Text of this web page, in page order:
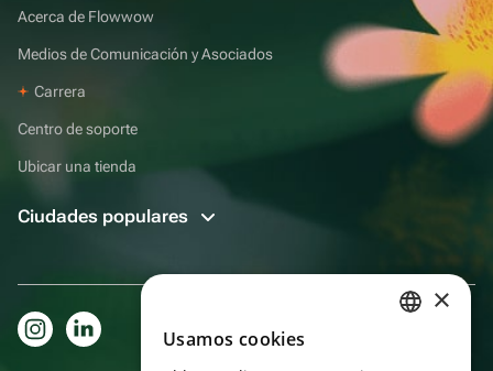
Acerca de Flowwow
Medios de Comunicación y Asociados
Carrera
Centro de soporte
Ubicar una tienda
Ciudades populares
×
Usamos cookies